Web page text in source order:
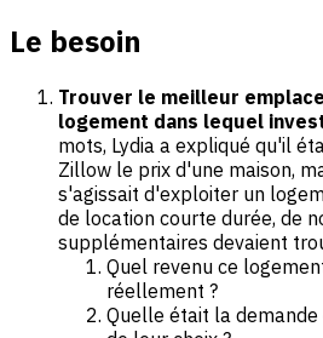
Le besoin
Trouver le meilleur
logement dans lequel
mots, Lydia a expliqué qu'il
Zillow le prix d'une maison,
s'agissait d'exploiter un
de location courte durée, de
supplémentaires devaient
Quel revenu ce
réellement ?
Quelle était la